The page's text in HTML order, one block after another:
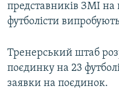
представників ЗМІ на
футболісти
Тренерський штаб
поєдинку на 23
заявки на поєдинок.